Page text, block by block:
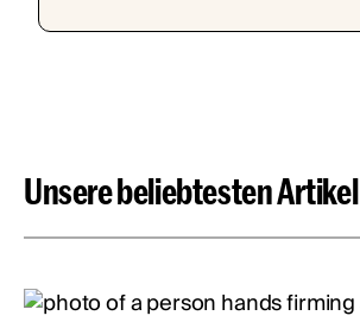
Unsere beliebtesten Artikel